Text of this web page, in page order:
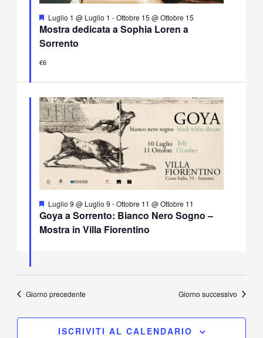
Mostra dedicata a Sophia Loren a
Sorrento
Segnalati
Luglio 1 @ Luglio 1 -Ottobre 15 @ Ottobre 15
€6
Goya a Sorrento: Bianco Nero Sogno –
Mostra in Villa Fiorentino
Segnalati
Luglio 9 @ Luglio 9 -Ottobre 11 @ Ottobre 11
Giorno precedente Giorno successivo
ISCRIVITI AL CALENDARIO